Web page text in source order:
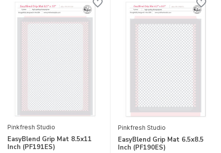
Pinkfresh Studio
EasyBlend Grip Mat 8.5x11
Inch (PF191ES)
Pinkfresh Studio
EasyBlend Grip Mat 6.5x8.5
Inch (PF190ES)